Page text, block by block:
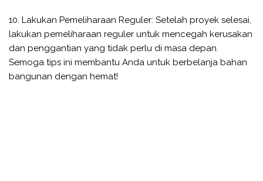
10. Lakukan Pemeliharaan Reguler: Setelah proyek selesai,
lakukan pemeliharaan reguler untuk mencegah kerusakan
dan penggantian yang tidak perlu di masa depan.
Semoga tips ini membantu Anda untuk berbelanja bahan
bangunan dengan hemat!